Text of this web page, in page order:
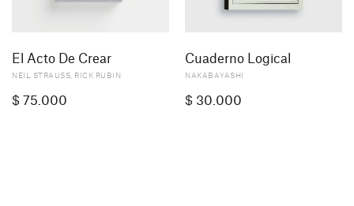
El Acto De Crear
NEIL STRAUSS RICK RUBIN
$ 75.000
Cuaderno Logical
NAKABAYASHI
$ 30.000